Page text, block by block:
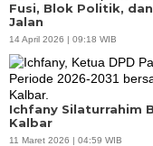
Fusi, Blok Politik,
Jalan
14 April 2026 | 09:18 WIB
Ichfany Silaturrahim
Kalbar
11 Maret 2026 | 04:59 WIB